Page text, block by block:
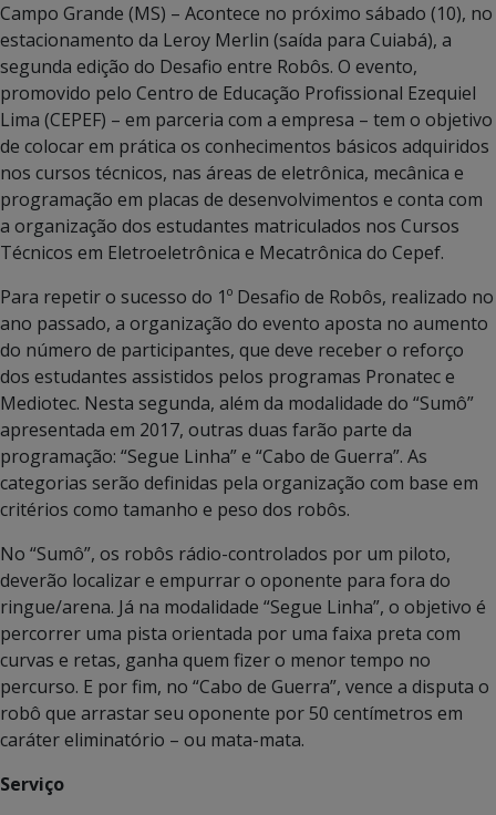
Campo Grande (MS) – Acontece no próximo sábado (10), no
estacionamento da Leroy Merlin (saída para Cuiabá), a
segunda edição do Desafio entre Robôs. O evento,
promovido pelo Centro de Educação Profissional Ezequiel
Lima (CEPEF) – em parceria com a empresa – tem o objetivo
de colocar em prática os conhecimentos básicos adquiridos
nos cursos técnicos, nas áreas de eletrônica, mecânica e
programação em placas de desenvolvimentos e conta com
a organização dos estudantes matriculados nos Cursos
Técnicos em Eletroeletrônica e Mecatrônica do Cepef.
Para repetir o sucesso do 1º Desafio de Robôs, realizado no
ano passado, a organização do evento aposta no aumento
do número de participantes, que deve receber o reforço
dos estudantes assistidos pelos programas Pronatec e
Mediotec. Nesta segunda, além da modalidade do “Sumô”
apresentada em 2017, outras duas farão parte da
programação: “Segue Linha” e “Cabo de Guerra”. As
categorias serão definidas pela organização com base em
critérios como tamanho e peso dos robôs.
No “Sumô”, os robôs rádio-controlados por um piloto,
deverão localizar e empurrar o oponente para fora do
ringue/arena. Já na modalidade “Segue Linha”, o objetivo é
percorrer uma pista orientada por uma faixa preta com
curvas e retas, ganha quem fizer o menor tempo no
percurso. E por fim, no “Cabo de Guerra”, vence a disputa o
robô que arrastar seu oponente por 50 centímetros em
caráter eliminatório – ou mata-mata.
Serviço